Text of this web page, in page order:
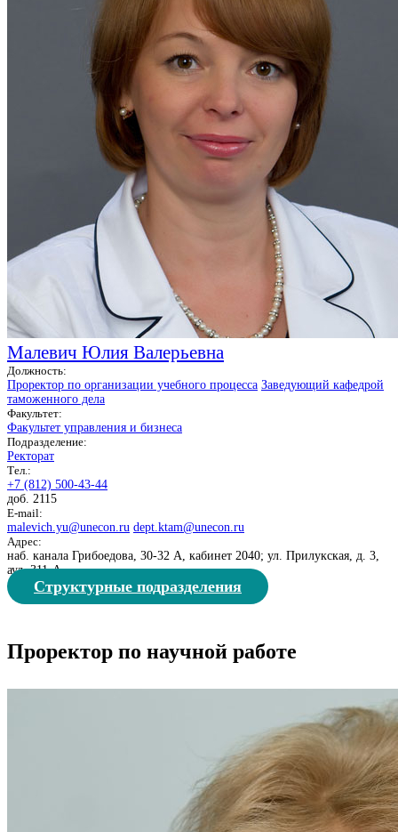
Малевич Юлия Валерьевна
Должность:
Проректор по организации учебного процесса Заведующий кафедрой
таможенного дела
Факультет:
Факультет управления и бизнеса
Подразделение:
Ректорат
Тел.:
+7 (812) 500-43-44
доб. 2115
E-mail:
malevich.yu@unecon.ru dept.ktam@unecon.ru
Адрес:
наб. канала Грибоедова, 30-32 А, кабинет 2040; ул. Прилукская, д. 3,
ауд. 311-A
Структурные подразделения
Проректор по научной работе